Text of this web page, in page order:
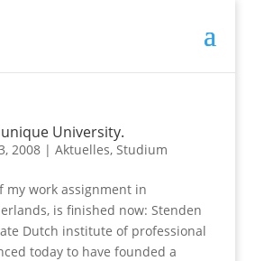
University.
2008| Aktuelles, Studium
my work assignment in
is finished now: Stenden
Dutch institute of professional
today to have founded a